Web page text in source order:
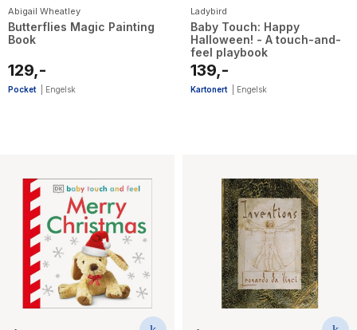
Abigail Wheatley
Butterflies Magic Painting
Book
129,-
Pocket Engelsk
Ladybird
Baby Touch: Happy
Halloween! - A touch-and-
feel playbook
139,-
Kartonert Engelsk